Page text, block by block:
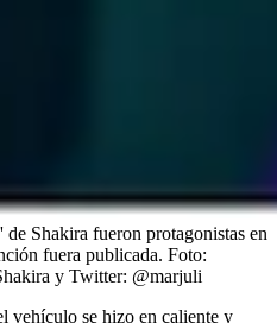
Shakira fueron protagonistas en
fuera publicada. Foto:
y Twitter: @marjuli
vehículo se hizo en caliente y